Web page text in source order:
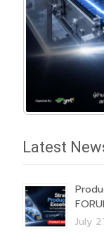
Latest
July